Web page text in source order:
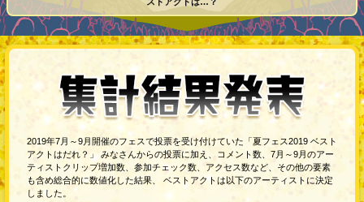
2019年7月～9月開催のフェスで投票を受け付けていた「夏フェス2019 ベスト
アクトはだれ？」 みなさんからの投票に加え、コメント数、7月～9月のアー
ティストクリップ増加数、参加チェック数、アクセス数など、その他の要素
も含め総合的に数値化した結果、 ベストアクトは以下のアーティストに決定
しました。